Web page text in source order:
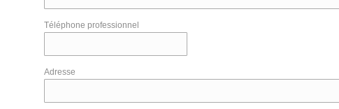
Téléphone professionnel
Adresse